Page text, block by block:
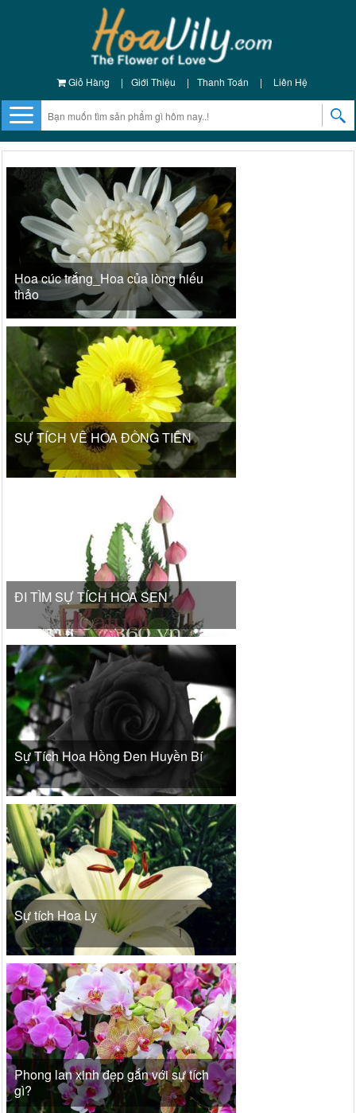
Giỏ Hàng | Giới Thiệu | Thanh Toán | Liên Hệ
Hoa cúc trắng_Hoa của lòng hiếu
thảo
SỰ TÍCH VỀ HOA ĐỒNG TIỀN
ĐI TÌM SỰ TÍCH HOA SEN
Sự Tích Hoa Hồng Đen Huyền Bí
Sự tích Hoa Ly
Phong lan xinh đẹp gắn với sự tích
gì?